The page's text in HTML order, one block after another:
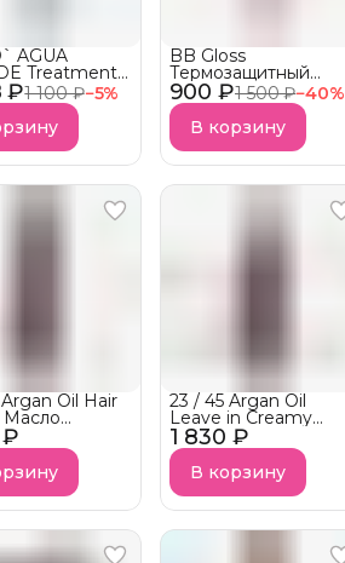
₽1 100 ₽−5%
AGUA
Treatment
900 ₽1 500 ₽−40%
BB Gloss
Термозащитный
спрей Glow Boost с
глиттер эффектом
АКЦИЯ!
В корзину
₽
Oil Hair
Масло
1 830 ₽
23 / 45 Argan Oil
Leave in Creamy
Spray Крем спрей
термозащита
В корзину